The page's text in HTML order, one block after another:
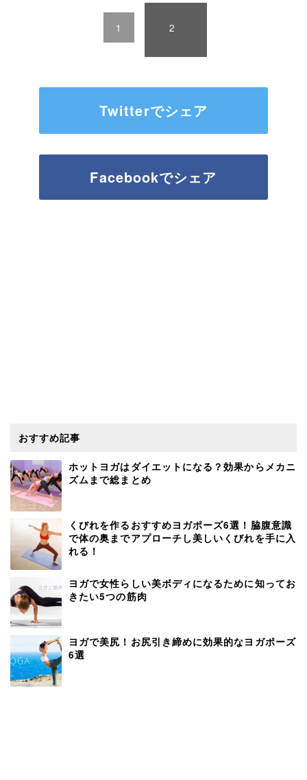
1 2
Twitterでシェア
Facebookでシェア
おすすめ記事
ホットヨガはダイエットになる？効果からメカニ
ズムまで総まとめ
くびれを作るおすすめヨガポーズ6選！脇腹意識
で体の奥までアプローチし美しいくびれを手に入
れる！
ヨガで女性らしい美ボディになるために知ってお
きたい5つの筋肉
ヨガで美尻！お尻引き締めに効果的なヨガポーズ
6選